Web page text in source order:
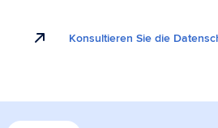
Konsultieren Sie die